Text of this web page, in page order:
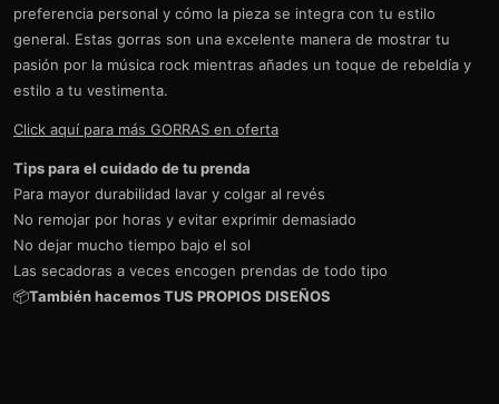
preferencia personal y cómo la pieza se integra con tu estilo
general. Estas gorras son una excelente manera de mostrar tu
pasión por la música rock mientras añades un toque de rebeldía y
estilo a tu vestimenta.
Click aquí para más GORRAS en oferta
Tips para el cuidado de tu prenda
Para mayor durabilidad lavar y colgar al revés
No remojar por horas y evitar exprimir demasiado
No dejar mucho tiempo bajo el sol
Las secadoras a veces encogen prendas de todo tipo
📦También hacemos TUS PROPIOS DISEÑOS